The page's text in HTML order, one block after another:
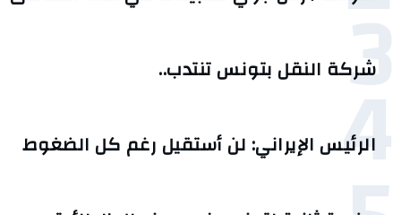
3
شركة النقل بتونس تنتدب..
4
الرئيس الإيراني: لن أستقيل رغم كل الضغوط